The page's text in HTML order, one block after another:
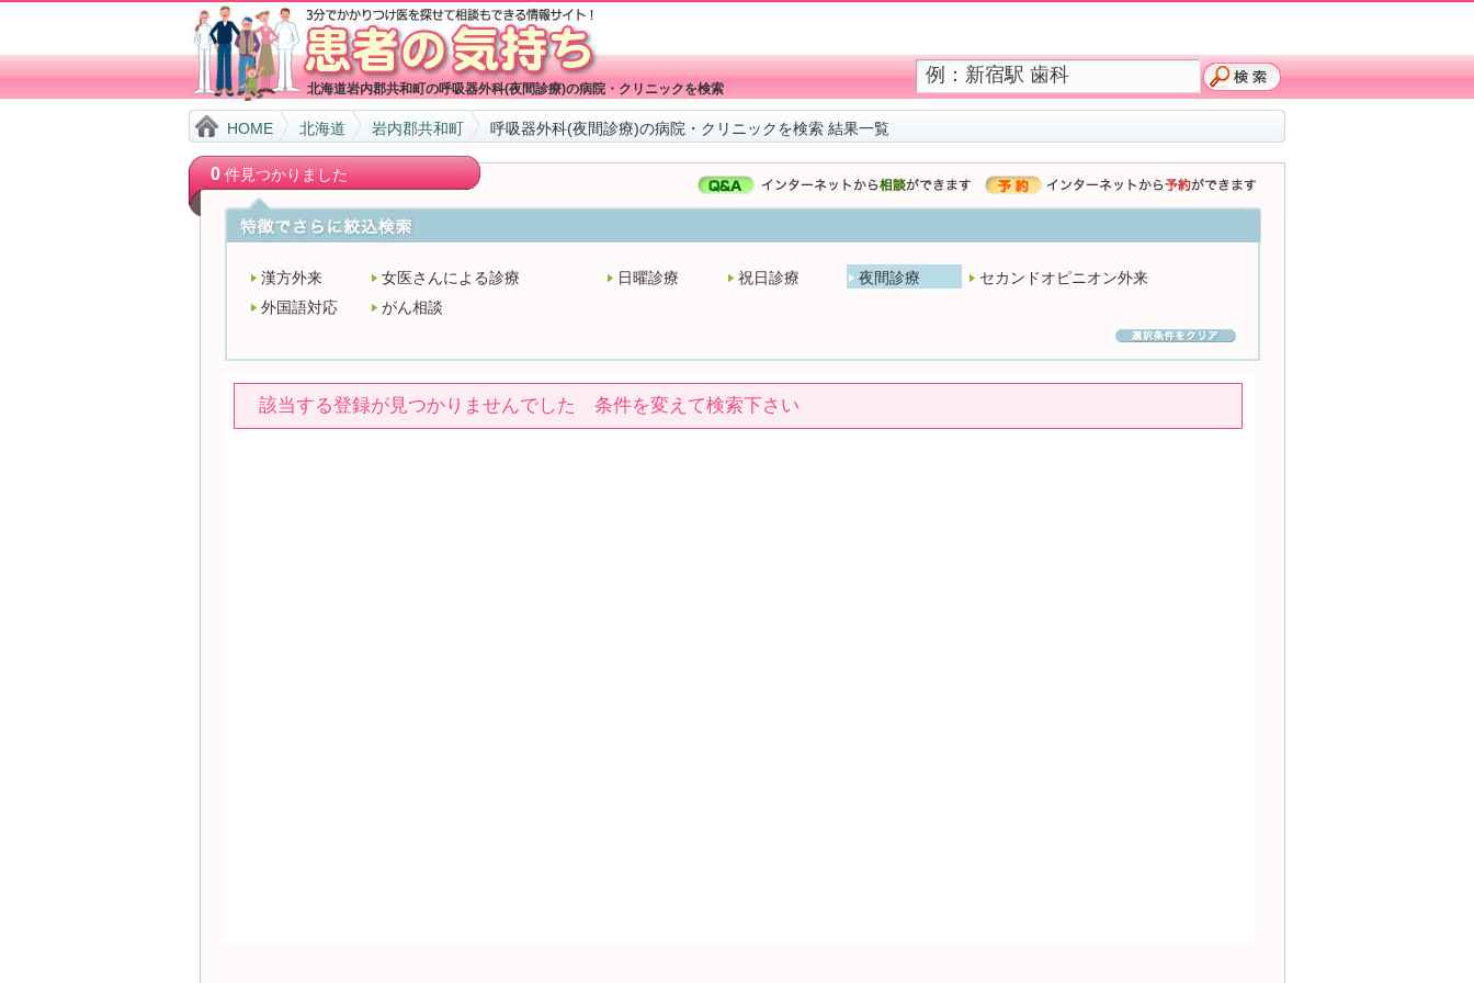
北海道岩内郡共和町の呼吸器外科(夜間診療)の病院・クリニックを検索
HOME 北海道 岩内郡共和町 呼吸器外科(夜間診療)の病院・クリニックを検索 結果一覧
0件見つかりました
漢方外来 女医さんによる診療 日曜診療 祝日診療 夜間診療
セカンドオピニオン外来
外国語対応
がん相談
該当する登録が見つかりませんでした 条件を変えて検索下さい